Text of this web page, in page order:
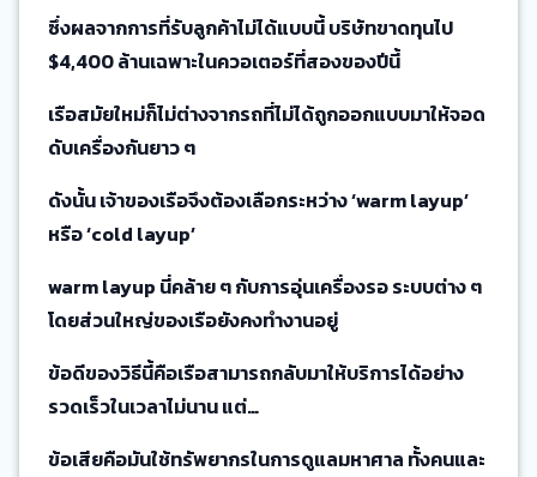
ซึ่งผลจากการที่รับลูกค้าไม่ได้แบบนี้ บริษัทขาดทุนไป
$4,400 ล้านเฉพาะในควอเตอร์ที่สองของปีนี้
เรือสมัยใหม่ก็ไม่ต่างจากรถที่ไม่ได้ถูกออกแบบมาให้จอด
ดับเครื่องกันยาว ๆ
ดังนั้น เจ้าของเรือจึงต้องเลือกระหว่าง ‘warm layup’
หรือ ‘cold layup’
warm layup นี่คล้าย ๆ กับการอุ่นเครื่องรอ ระบบต่าง ๆ
โดยส่วนใหญ่ของเรือยังคงทำงานอยู่
ข้อดีของวิธีนี้คือเรือสามารถกลับมาให้บริการได้อย่าง
รวดเร็วในเวลาไม่นาน แต่…
ข้อเสียคือมันใช้ทรัพยากรในการดูแลมหาศาล ทั้งคนและ